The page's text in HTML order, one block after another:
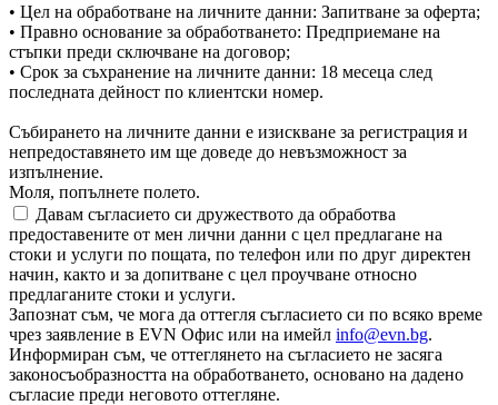
• Цел на обработване на личните данни: Запитване за оферта;
• Правно основание за обработването: Предприемане на
стъпки преди сключване на договор;
• Срок за съхранение на личните данни: 18 месеца след
последната дейност по клиентски номер.
Събирането на личните данни е изискване за регистрация и
непредоставянето им ще доведе до невъзможност за
изпълнение.
Моля, попълнете полето.
Давам съгласието си дружеството да обработва
предоставените от мен лични данни с цел предлагане на
стоки и услуги по пощата, по телефон или по друг директен
начин, както и за допитване с цел проучване относно
предлаганите стоки и услуги.
Запознат съм, че мога да оттегля съгласието си по всяко време
чрез заявление в EVN Офис или на имейл info@evn.bg.
Информиран съм, че оттеглянето на съгласието не засяга
законосъобразността на обработването, основано на дадено
съгласие преди неговото оттегляне.